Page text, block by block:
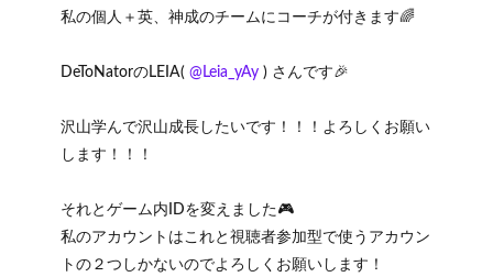
6.2
問題
る炎
上
橘ひ
なの
の中
の人
私の個人＋英、神成のチームにコーチが付きます🌈
DeToNatorのLEIA( @Leia_yAy ) さんです🎉
沢山学んで沢山成長したいです！！！よろしくお願い
します！！！
それとゲーム内IDを変えました🎮
私のアカウントはこれと視聴者参加型で使うアカウン
トの２つしかないのでよろしくお願いします！